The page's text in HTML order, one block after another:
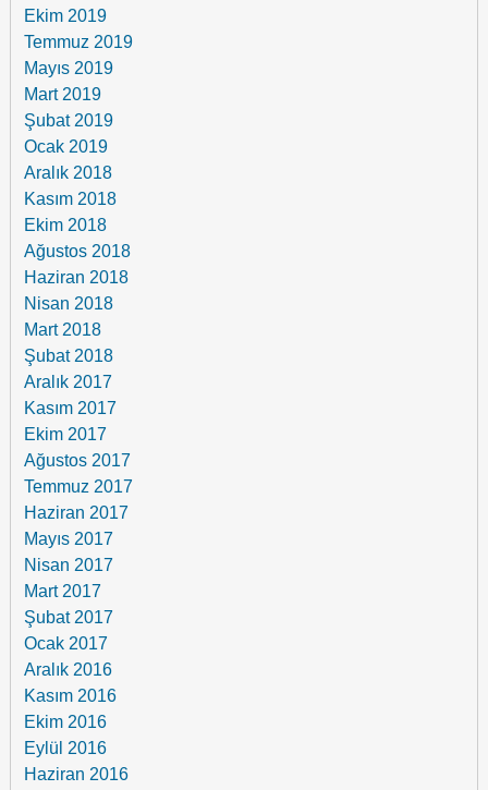
Ekim 2019
Temmuz 2019
Mayıs 2019
Mart 2019
Şubat 2019
Ocak 2019
Aralık 2018
Kasım 2018
Ekim 2018
Ağustos 2018
Haziran 2018
Nisan 2018
Mart 2018
Şubat 2018
Aralık 2017
Kasım 2017
Ekim 2017
Ağustos 2017
Temmuz 2017
Haziran 2017
Mayıs 2017
Nisan 2017
Mart 2017
Şubat 2017
Ocak 2017
Aralık 2016
Kasım 2016
Ekim 2016
Eylül 2016
Haziran 2016